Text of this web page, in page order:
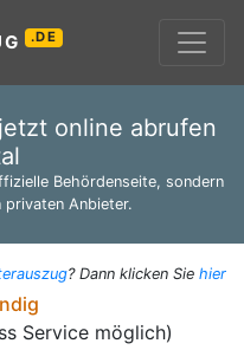
.DE
online abrufen
Behördenseite, sondern
privaten Anbieter.
? Dann klicken Sie hier
Service möglich)